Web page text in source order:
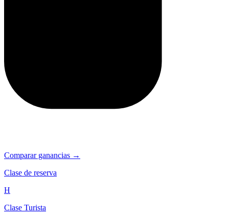
Comparar ganancias →
Clase de reserva
H
Clase Turista